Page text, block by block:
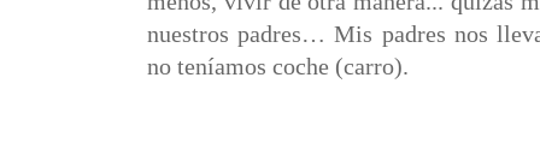
nuestros padres… Mis padres nos
no teníamos coche (carro).